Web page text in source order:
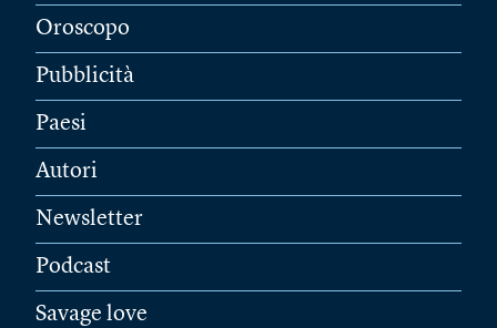
Oroscopo
Pubblicità
Paesi
Autori
Newsletter
Podcast
Savage love